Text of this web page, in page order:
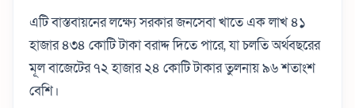
এটি বাস্তবায়নের লক্ষ্যে সরকার জনসেবা খাতে এক লাখ ৪১
হাজার ৪৩৪ কোটি টাকা বরাদ্দ দিতে পারে, যা চলতি অর্থবছরের
মূল বাজেটের ৭২ হাজার ২৪ কোটি টাকার তুলনায় ৯৬ শতাংশ
বেশি।